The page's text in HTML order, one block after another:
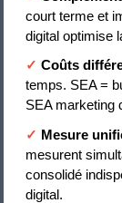
court terme et
digital optimise
✓ Coûts
temps. SEA =
SEA marketing
✓ Mesure
mesurent
consolidé
digital.